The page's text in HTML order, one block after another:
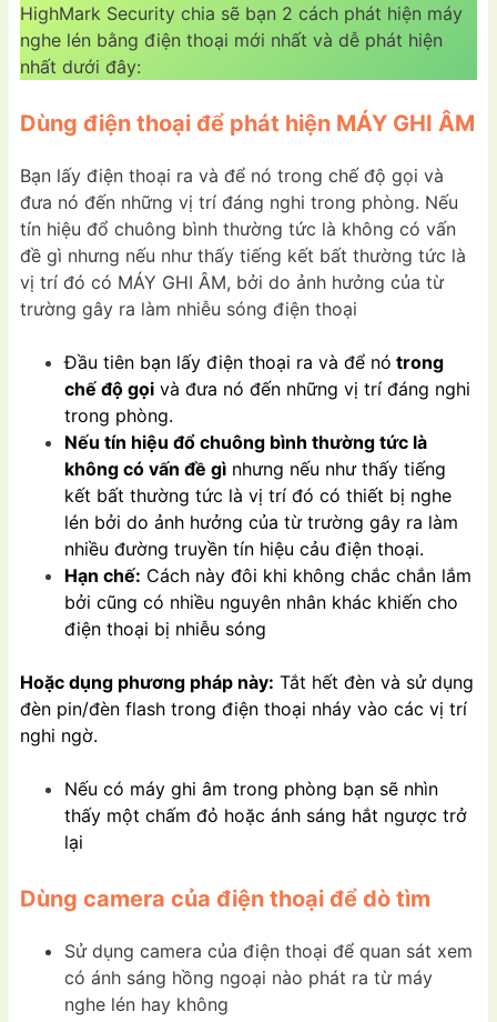
HighMark Security chia sẽ bạn 2 cách phát hiện máy
nghe lén bằng điện thoại mới nhất và dễ phát hiện
nhất dưới đây:
Dùng điện thoại để phát hiện MÁY GHI ÂM
Bạn lấy điện thoại ra và để nó trong chế độ gọi và
đưa nó đến những vị trí đáng nghi trong phòng. Nếu
tín hiệu đổ chuông bình thường tức là không có vấn
đề gì nhưng nếu như thấy tiếng kết bất thường tức là
vị trí đó có MÁY GHI ÂM, bởi do ảnh hưởng của từ
trường gây ra làm nhiễu sóng điện thoại
Đầu tiên bạn lấy điện thoại ra và để nó trong
chế độ gọi và đưa nó đến những vị trí đáng nghi
trong phòng.
Nếu tín hiệu đổ chuông bình thường tức là
không có vấn đề gì nhưng nếu như thấy tiếng
kết bất thường tức là vị trí đó có thiết bị nghe
lén bởi do ảnh hưởng của từ trường gây ra làm
nhiều đường truyền tín hiệu cảu điện thoại.
Hạn chế: Cách này đôi khi không chắc chắn lắm
bởi cũng có nhiều nguyên nhân khác khiến cho
điện thoại bị nhiễu sóng
Hoặc dụng phương pháp này: Tắt hết đèn và sử dụng
đèn pin/đèn flash trong điện thoại nháy vào các vị trí
nghi ngờ.
Nếu có máy ghi âm trong phòng bạn sẽ nhìn
thấy một chấm đỏ hoặc ánh sáng hắt ngược trở
lại
Dùng camera của điện thoại để dò tìm
Sử dụng camera của điện thoại để quan sát xem
có ánh sáng hồng ngoại nào phát ra từ máy
nghe lén hay không